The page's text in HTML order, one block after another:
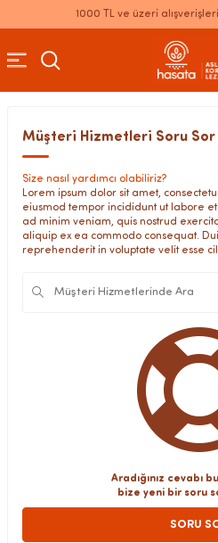
1000 TL ve üzeri
Müşteri Hizmetleri Soru Sor
Size nasıl yardımcı olabiliriz?
Lorem ipsum dolor sit amet,
eiusmod tempor incididunt ut labore
ad minim veniam, quis nostrud
aliquip ex ea commodo consequat.
reprehenderit in voluptate velit esse
Aradığınız cevabı
bize yeni bir soru
SORU